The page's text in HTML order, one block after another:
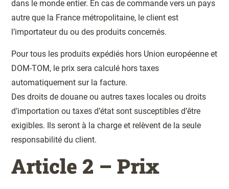
dans le monde entier. En cas de commande vers un pays
autre que la France métropolitaine, le client est
l’importateur du ou des produits concernés.
Pour tous les produits expédiés hors Union européenne et
DOM-TOM, le prix sera calculé hors taxes
automatiquement sur la facture.
Des droits de douane ou autres taxes locales ou droits
d’importation ou taxes d’état sont susceptibles d’être
exigibles. Ils seront à la charge et relèvent de la seule
responsabilité du client.
Article 2 – Prix